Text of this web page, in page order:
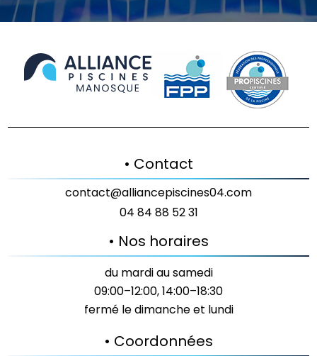
• Contact
contact@alliancepiscines04.com
04 84 88 52 31
• Nos horaires
du mardi au samedi
09:00–12:00, 14:00–18:30
fermé le dimanche et lundi
• Coordonnées